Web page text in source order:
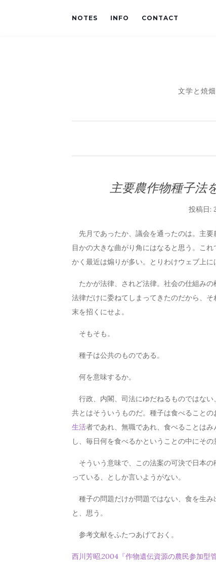
NOTES INFO CONTACT
文学と焼
主要農作物種子法
投稿日:
先月であったか、議会を通ったのは。主
目かの大きな曲がり角にはなると思う。こ
かく最近は煽りが多い。とりわけウェブ上に
たかが法律、されど法律。社会の仕組み
法律だけに委ねてしまってきたのだから、
末を招くにせよ。
そもそも。
種子は公共のものである。
何を意味するか。
行政、内閣、司法にゆだねるものではな
共とはそういうものだ。種子は食べること
生活者であれ、無職であれ、食べることは
し、毎日何を食べるかということの中にそ
そういう意味で、この法案の可決で日本
っている、としか言いようがない。
種子の問題だけが問題ではない、食を生
と、思う。
参考文献をふたつあげておく。
西川芳昭,2004『作物遺伝資源の農民参加型